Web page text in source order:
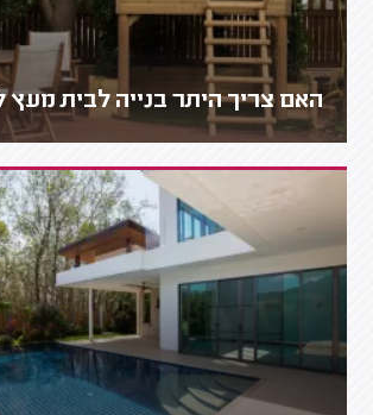
האם צריך היתר בנייה לבית מעץ